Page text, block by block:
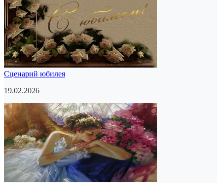
Сценарий юбилея
19.02.2026